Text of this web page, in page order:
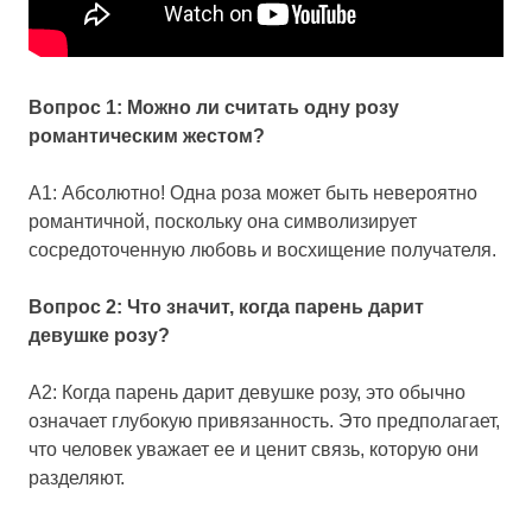
Вопрос 1: Можно ли считать одну розу
романтическим жестом?
А1: Абсолютно! Одна роза может быть невероятно
романтичной, поскольку она символизирует
сосредоточенную любовь и восхищение получателя.
Вопрос 2: Что значит, когда парень дарит
девушке розу?
A2: Когда парень дарит девушке розу, это обычно
означает глубокую привязанность. Это предполагает,
что человек уважает ее и ценит связь, которую они
разделяют.